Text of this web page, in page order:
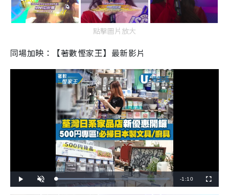
點擊圖片放大
同場加映：【著數慳家王】最新影片
l
n
L
o
R
-1:10
u